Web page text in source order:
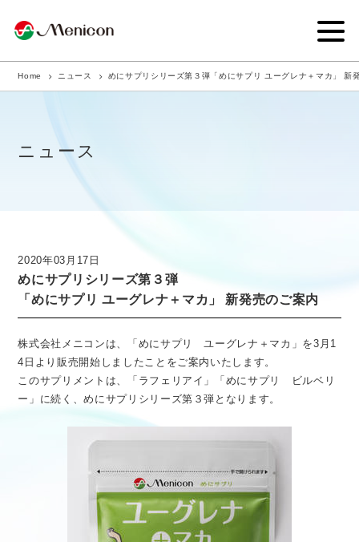
企業情報
商品サイト
ニュース
採用情報
医療従事者向け情報 GLOBAL
Home ニュース めにサプリシリーズ第３弾「めにサプリ ユーグレナ＋マカ」 新
ニュース
2020年03月17日
めにサプリシリーズ第３弾
「めにサプリ ユーグレナ＋マカ」 新発売のご案内
株式会社メニコンは、「めにサプリ ユーグレナ＋マカ」を3月1
4日より販売開始しましたことをご案内いたします。
このサプリメントは、「ラフェリアイ」「めにサプリ ビルベリ
ー」に続く、めにサプリシリーズ第３弾となります。